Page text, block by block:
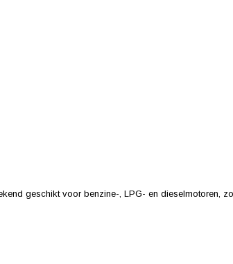
geschikt voor benzine-, LPG- en dieselmotoren,